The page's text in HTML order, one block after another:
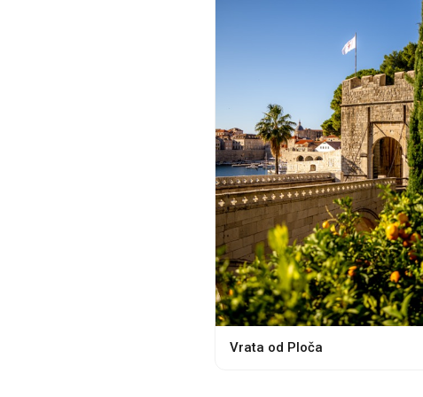
Vrata od Ploča